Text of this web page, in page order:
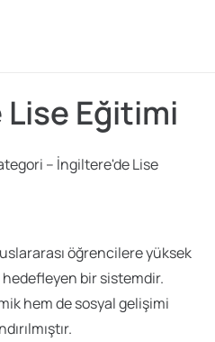
Lise Eğitimi
– İngiltere'de Lise
öğrencilere yüksek
bir sistemdir.
hem de sosyal gelişimi